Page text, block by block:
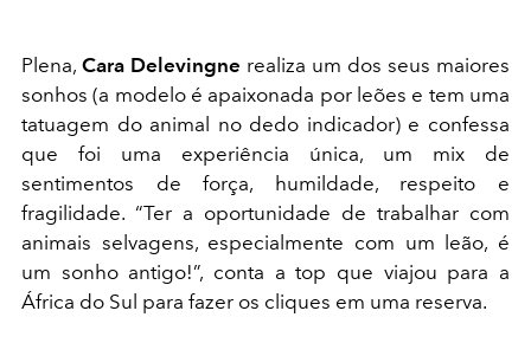
Plena, Cara Delevingne realiza um dos seus maiores
sonhos (a modelo é apaixonada por leões e tem uma
tatuagem do animal no dedo indicador) e confessa
que foi uma experiência única, um mix de
sentimentos de força, humildade, respeito e
fragilidade. “Ter a oportunidade de trabalhar com
animais selvagens, especialmente com um leão, é
um sonho antigo!”, conta a top que viajou para a
África do Sul para fazer os cliques em uma reserva.